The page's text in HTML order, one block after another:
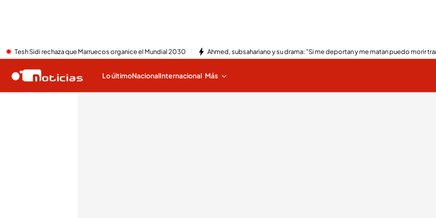
Tesh Sidi rechaza que Marruecos organice el Mundial 2030 Ahmed, subsahariano y su drama: "Si me deportan y me matan puedo morir
Lo últimoNacionalInternacional Más